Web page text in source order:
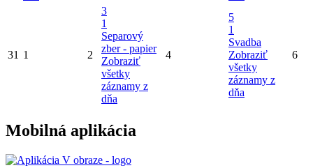
31 1 2
3
1
Separový
zber - papier
Zobraziť
všetky
záznamy z
dňa
4
5
1
Svadba
Zobraziť
všetky
záznamy z
dňa
6
Mobilná aplikácia